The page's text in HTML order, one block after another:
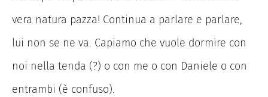
vera natura pazza! Continua a parlare e parlare,
lui non se ne va. Capiamo che vuole dormire con
noi nella tenda (?) o con me o con Daniele o con
entrambi (è confuso).